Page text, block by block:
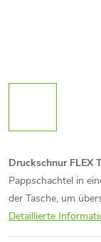
Druckschnur FLEX
Pappschachtel in
der Tasche, um
Detaillierte